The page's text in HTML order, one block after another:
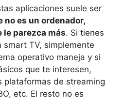
aplicaciones suele ser
no es un ordenador,
le parezca más. Si tienes
smart TV, simplemente
operativo maneja y si
que te interesen,
plataformas de streaming
etc. El resto no es